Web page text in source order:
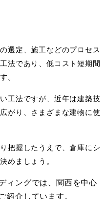
選定、施工などのプロセス
法であり、低コスト短期間
。
工法ですが、近年は建築技
がり、さまざまな建物に使
把握したうえで、倉庫にシ
めましょう。
ィングでは、関西を中心
紹介しています。